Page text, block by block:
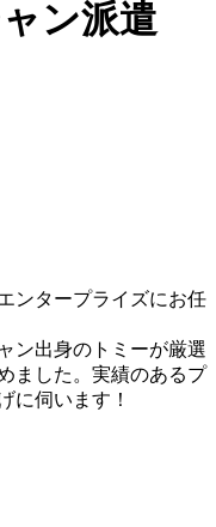
ン派遣
ンタープライズにお任
ン出身のトミーが厳選
ました。 実績のあるプ
に伺います！